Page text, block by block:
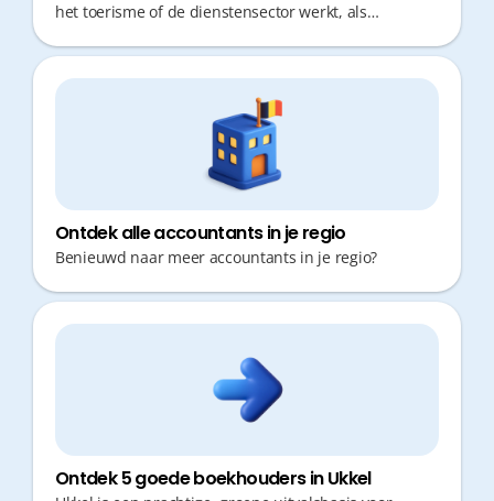
het toerisme of de dienstensector werkt, als
administratie. Een goede boekhouder die snel
reageert en proactief fiscaal advies geeft, is cruciaal.
Zo houd jij de focus op je zaak en geniet je van
Ontdek alle accountants in je regio
Benieuwd naar meer accountants in je regio?
Ontdek 5 goede boekhouders in Ukkel